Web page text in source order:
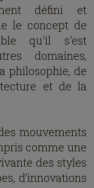
défini et
le concept de
qu'il s'est
domaines,
philosophie, de
et de la
mouvements
comme une
des styles
d’innovations